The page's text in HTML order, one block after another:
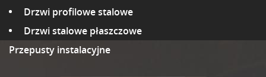
Drzwi profilowe stalowe
Drzwi stalowe płaszczowe
Przepusty instalacyjne